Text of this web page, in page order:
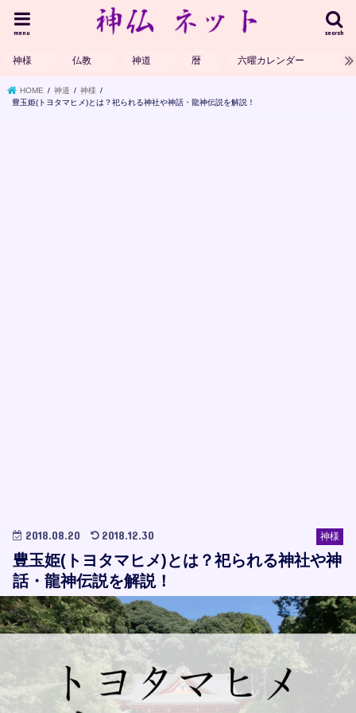
search
menu
神様 仏教 神道 暦 六曜カレンダー
HOME 神道
神様
豊玉姫(トヨタマヒメ)とは？祀られる神社や神話・龍神伝説を解説！
神様
2018.08.20 2018.12.30
豊玉姫(トヨタマヒメ)とは？祀られる神社や神
話・龍神伝説を解説！